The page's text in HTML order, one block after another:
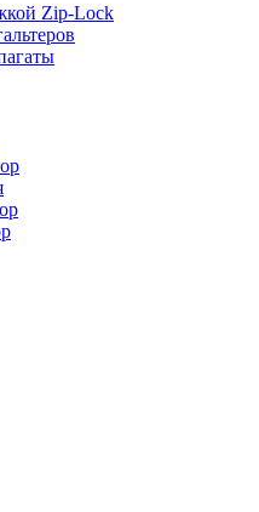
Zip-Lock